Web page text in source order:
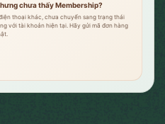
chưa thấy Membership?
thoại khác, chưa chuyển sang trạng thái
với tài khoản hiện tại. Hãy gửi mã đơn hàng